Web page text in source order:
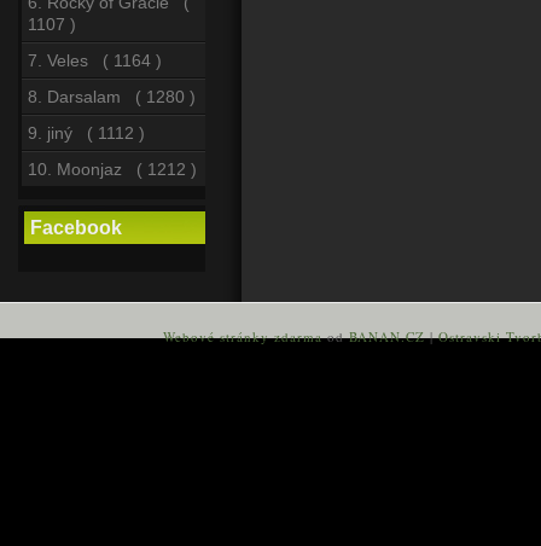
1107 )
7. Veles ( 1164 )
8. Darsalam ( 1280 )
9. jiný ( 1112 )
10. Moonjaz ( 1212 )
Facebook
Webové stránky zdarmaodBANAN.CZ|Ostravski